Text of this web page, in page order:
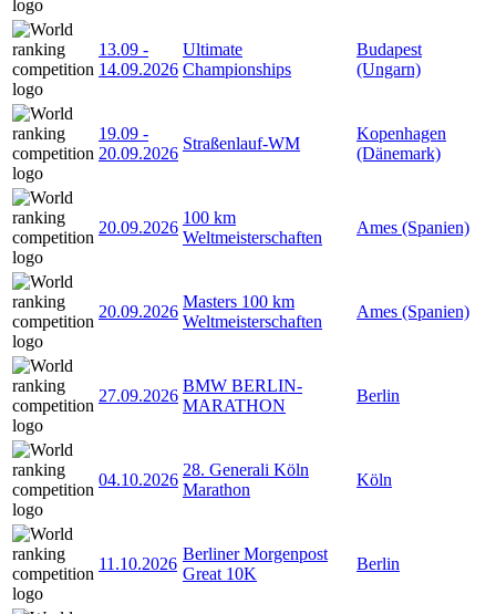
13.09 -
14.09.2026
Ultimate
Championships
Budapest
(Ungarn)
19.09 -
20.09.2026
Straßenlauf-WM
Kopenhagen
(Dänemark)
20.09.2026
100 km
Weltmeisterschaften
Ames (Spanien)
20.09.2026
Masters 100 km
Weltmeisterschaften
Ames (Spanien)
27.09.2026
BMW BERLIN-
MARATHON
Berlin
04.10.2026
28. Generali Köln
Marathon
Köln
11.10.2026
Berliner Morgenpost
Great 10K
Berlin